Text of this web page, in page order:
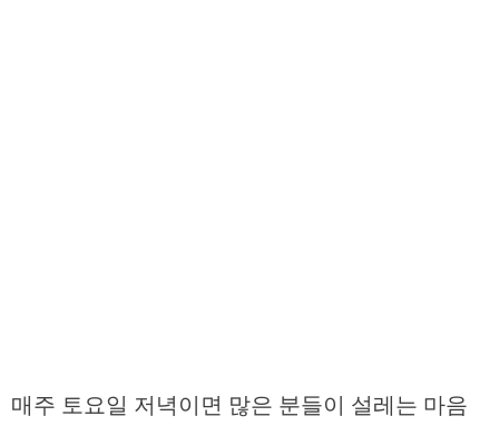
매주 토요일 저녁이면 많은 분들이 설레는 마음